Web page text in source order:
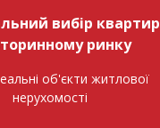
вибір квартир
ринку
об'єкти житлової
нерухомості